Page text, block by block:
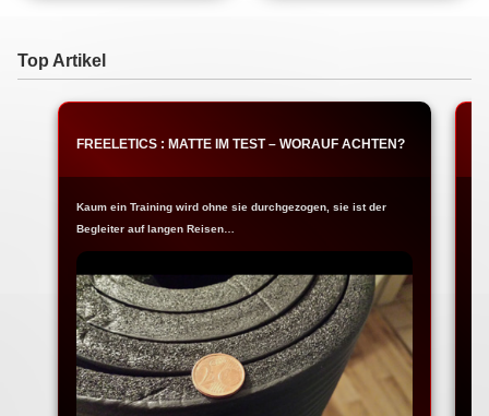
Top Artikel
FREELETICS : MATTE IM TEST – WORAUF ACHTEN?
Kaum ein Training wird ohne sie durchgezogen, sie ist der
Begleiter auf langen Reisen…